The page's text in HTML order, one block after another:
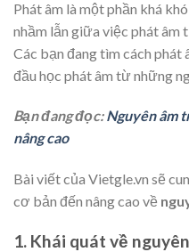
Phát âm là một phần khá
nhầm lẫn giữa việc phát âm
Các bạn đang tìm cách phát
đầu học phát âm từ những
Bạn đang đọc:Nguyên âm
nâng cao
Bài viết của Vietgle.vn sẽ
cơ bản đến nâng cao về
1. Khái quát về